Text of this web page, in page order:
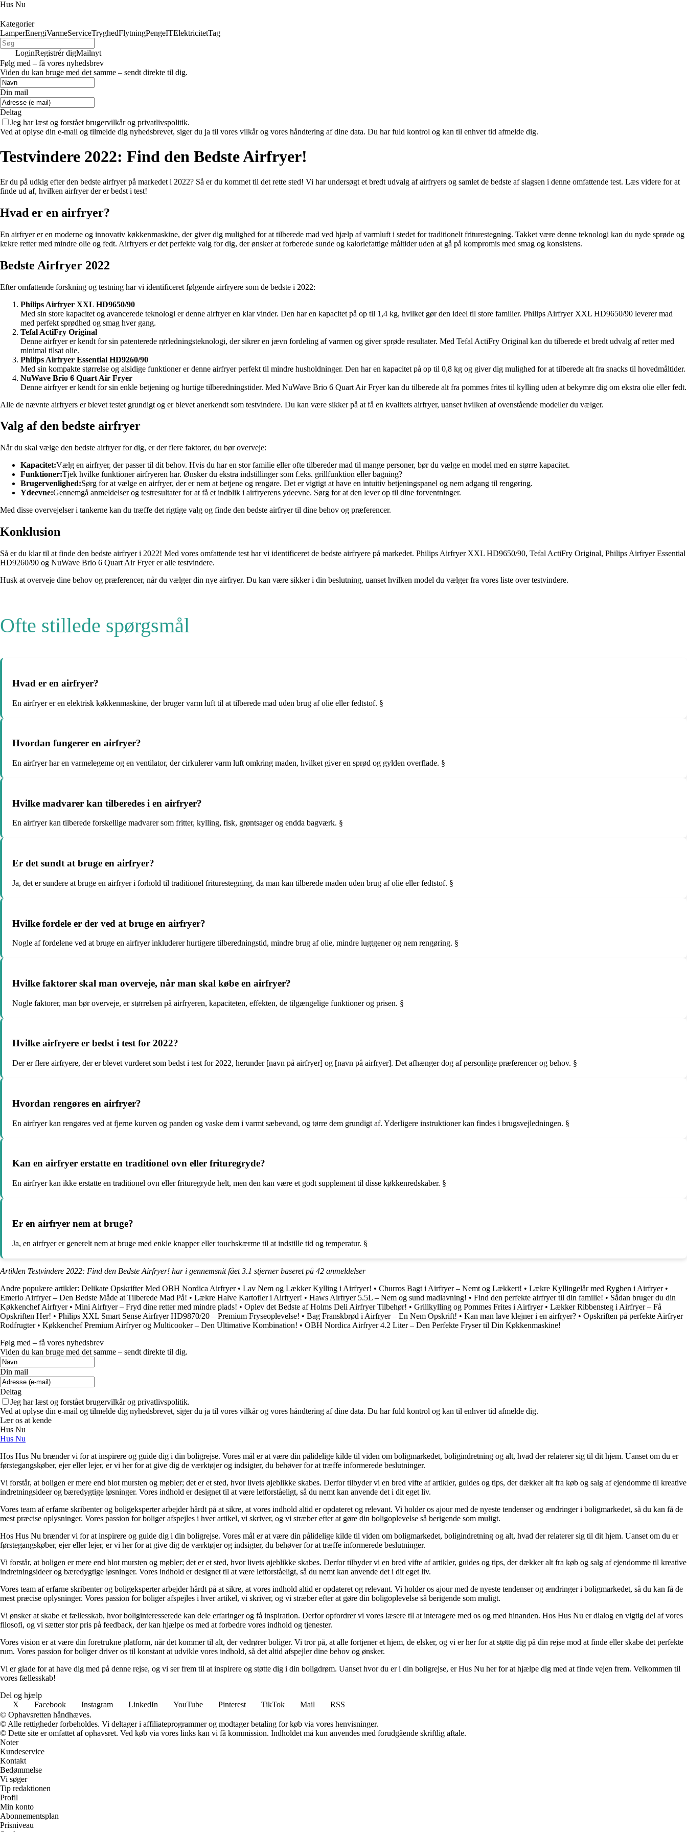
Hus Nu
Kategorier
LamperEnergiVarmeServiceTryghedFlytningPengeITElektricitetTag
LoginRegistrér digMailnyt
Følg med – få vores nyhedsbrev
Viden du kan bruge med det samme – sendt direkte til dig.
Din mail
Deltag
Jeg har læst og forstået brugervilkår og privatlivspolitik.
Ved at oplyse din e-mail og tilmelde dig nyhedsbrevet, siger du ja til vores vilkår og vores håndtering af dine data. Du har fuld kontrol og kan til enhver tid afmelde dig.
Testvindere 2022: Find den Bedste Airfryer!
Er du på udkig efter den bedste airfryer på markedet i 2022? Så er du kommet til det rette sted! Vi har undersøgt et bredt udvalg af airfryers og samlet de bedste af slagsen i denne omfattende test. Læs videre for at
finde ud af, hvilken airfryer der er bedst i test!
Hvad er en airfryer?
En airfryer er en moderne og innovativ køkkenmaskine, der giver dig mulighed for at tilberede mad ved hjælp af varmluft i stedet for traditionelt friturestegning. Takket være denne teknologi kan du nyde sprøde og
lækre retter med mindre olie og fedt. Airfryers er det perfekte valg for dig, der ønsker at forberede sunde og kaloriefattige måltider uden at gå på kompromis med smag og konsistens.
Bedste Airfryer 2022
Efter omfattende forskning og testning har vi identificeret følgende airfryere som de bedste i 2022:
Philips Airfryer XXL HD9650/90
Med sin store kapacitet og avancerede teknologi er denne airfryer en klar vinder. Den har en kapacitet på op til 1,4 kg, hvilket gør den ideel til store familier. Philips Airfryer XXL HD9650/90 leverer mad
med perfekt sprødhed og smag hver gang.
Tefal ActiFry Original
Denne airfryer er kendt for sin patenterede rørledningsteknologi, der sikrer en jævn fordeling af varmen og giver sprøde resultater. Med Tefal ActiFry Original kan du tilberede et bredt udvalg af retter med
minimal tilsat olie.
Philips Airfryer Essential HD9260/90
Med sin kompakte størrelse og alsidige funktioner er denne airfryer perfekt til mindre husholdninger. Den har en kapacitet på op til 0,8 kg og giver dig mulighed for at tilberede alt fra snacks til hovedmåltider.
NuWave Brio 6 Quart Air Fryer
Denne airfryer er kendt for sin enkle betjening og hurtige tilberedningstider. Med NuWave Brio 6 Quart Air Fryer kan du tilberede alt fra pommes frites til kylling uden at bekymre dig om ekstra olie eller fedt.
Alle de nævnte airfryers er blevet testet grundigt og er blevet anerkendt som testvindere. Du kan være sikker på at få en kvalitets airfryer, uanset hvilken af ovenstående modeller du vælger.
Valg af den bedste airfryer
Når du skal vælge den bedste airfryer for dig, er der flere faktorer, du bør overveje:
Kapacitet:Vælg en airfryer, der passer til dit behov. Hvis du har en stor familie eller ofte tilbereder mad til mange personer, bør du vælge en model med en større kapacitet.
Funktioner:Tjek hvilke funktioner airfryeren har. Ønsker du ekstra indstillinger som f.eks. grillfunktion eller bagning?
Brugervenlighed:Sørg for at vælge en airfryer, der er nem at betjene og rengøre. Det er vigtigt at have en intuitiv betjeningspanel og nem adgang til rengøring.
Ydeevne:Gennemgå anmeldelser og testresultater for at få et indblik i airfryerens ydeevne. Sørg for at den lever op til dine forventninger.
Med disse overvejelser i tankerne kan du træffe det rigtige valg og finde den bedste airfryer til dine behov og præferencer.
Konklusion
Så er du klar til at finde den bedste airfryer i 2022! Med vores omfattende test har vi identificeret de bedste airfryere på markedet. Philips Airfryer XXL HD9650/90, Tefal ActiFry Original, Philips Airfryer Essential
HD9260/90 og NuWave Brio 6 Quart Air Fryer er alle testvindere.
Husk at overveje dine behov og præferencer, når du vælger din nye airfryer. Du kan være sikker i din beslutning, uanset hvilken model du vælger fra vores liste over testvindere.
Ofte stillede spørgsmål
Hvad er en airfryer?
En airfryer er en elektrisk køkkenmaskine, der bruger varm luft til at tilberede mad uden brug af olie eller fedtstof. §
Hvordan fungerer en airfryer?
En airfryer har en varmelegeme og en ventilator, der cirkulerer varm luft omkring maden, hvilket giver en sprød og gylden overflade. §
Hvilke madvarer kan tilberedes i en airfryer?
En airfryer kan tilberede forskellige madvarer som fritter, kylling, fisk, grøntsager og endda bagværk. §
Er det sundt at bruge en airfryer?
Ja, det er sundere at bruge en airfryer i forhold til traditionel friturestegning, da man kan tilberede maden uden brug af olie eller fedtstof. §
Hvilke fordele er der ved at bruge en airfryer?
Nogle af fordelene ved at bruge en airfryer inkluderer hurtigere tilberedningstid, mindre brug af olie, mindre lugtgener og nem rengøring. §
Hvilke faktorer skal man overveje, når man skal købe en airfryer?
Nogle faktorer, man bør overveje, er størrelsen på airfryeren, kapaciteten, effekten, de tilgængelige funktioner og prisen. §
Hvilke airfryere er bedst i test for 2022?
Der er flere airfryere, der er blevet vurderet som bedst i test for 2022, herunder [navn på airfryer] og [navn på airfryer]. Det afhænger dog af personlige præferencer og behov. §
Hvordan rengøres en airfryer?
En airfryer kan rengøres ved at fjerne kurven og panden og vaske dem i varmt sæbevand, og tørre dem grundigt af. Yderligere instruktioner kan findes i brugsvejledningen. §
Kan en airfryer erstatte en traditionel ovn eller frituregryde?
En airfryer kan ikke erstatte en traditionel ovn eller frituregryde helt, men den kan være et godt supplement til disse køkkenredskaber. §
Er en airfryer nem at bruge?
Ja, en airfryer er generelt nem at bruge med enkle knapper eller touchskærme til at indstille tid og temperatur. §
Artiklen Testvindere 2022: Find den Bedste Airfryer! har i gennemsnit fået3.1 stjerner baseret på 42 anmeldelser
Andre populære artikler: Delikate Opskrifter Med OBH Nordica Airfryer• Lav Nem og Lækker Kylling i Airfryer! • Churros Bagt i Airfryer – Nemt og Lækkert! • Lækre Kyllingelår med Rygben i Airfryer•
Emerio Airfryer – Den Bedste Måde at Tilberede Mad På! • Lækre Halve Kartofler i Airfryer! • Haws Airfryer 5.5L – Nem og sund madlavning! • Find den perfekte airfryer til din familie! • Sådan bruger du din
Køkkenchef Airfryer• Mini Airfryer – Fryd dine retter med mindre plads! • Oplev det Bedste af Holms Deli Airfryer Tilbehør! • Grillkylling og Pommes Frites i Airfryer• Lækker Ribbensteg i Airfryer – Få
Opskriften Her! • Philips XXL Smart Sense Airfryer HD9870/20 – Premium Fryseoplevelse! • Bag Franskbrød i Airfryer – En Nem Opskrift! • Kan man lave klejner i en airfryer? • Opskriften på perfekte Airfryer
Rodfrugter• Køkkenchef Premium Airfryer og Multicooker – Den Ultimative Kombination! • OBH Nordica Airfryer 4.2 Liter – Den Perfekte Fryser til Din Køkkenmaskine!
Følg med – få vores nyhedsbrev
Viden du kan bruge med det samme – sendt direkte til dig.
Din mail
Deltag
Jeg har læst og forstået brugervilkår og privatlivspolitik.
Ved at oplyse din e-mail og tilmelde dig nyhedsbrevet, siger du ja til vores vilkår og vores håndtering af dine data. Du har fuld kontrol og kan til enhver tid afmelde dig.
Lær os at kende
Hus Nu
Hus Nu
Hos Hus Nu brænder vi for at inspirere og guide dig i din boligrejse. Vores mål er at være din pålidelige kilde til viden om boligmarkedet, boligindretning og alt, hvad der relaterer sig til dit hjem. Uanset om du er
førstegangskøber, ejer eller lejer, er vi her for at give dig de værktøjer og indsigter, du behøver for at træffe informerede beslutninger.
Vi forstår, at boligen er mere end blot mursten og møbler; det er et sted, hvor livets øjeblikke skabes. Derfor tilbyder vi en bred vifte af artikler, guides og tips, der dækker alt fra køb og salg af ejendomme til kreative
indretningsideer og bæredygtige løsninger. Vores indhold er designet til at være letforståeligt, så du nemt kan anvende det i dit eget liv.
Vores team af erfarne skribenter og boligeksperter arbejder hårdt på at sikre, at vores indhold altid er opdateret og relevant. Vi holder os ajour med de nyeste tendenser og ændringer i boligmarkedet, så du kan få de
mest præcise oplysninger. Vores passion for boliger afspejles i hver artikel, vi skriver, og vi stræber efter at gøre din boligoplevelse så berigende som muligt.
Hos Hus Nu brænder vi for at inspirere og guide dig i din boligrejse. Vores mål er at være din pålidelige kilde til viden om boligmarkedet, boligindretning og alt, hvad der relaterer sig til dit hjem. Uanset om du er
førstegangskøber, ejer eller lejer, er vi her for at give dig de værktøjer og indsigter, du behøver for at træffe informerede beslutninger.
Vi forstår, at boligen er mere end blot mursten og møbler; det er et sted, hvor livets øjeblikke skabes. Derfor tilbyder vi en bred vifte af artikler, guides og tips, der dækker alt fra køb og salg af ejendomme til kreative
indretningsideer og bæredygtige løsninger. Vores indhold er designet til at være letforståeligt, så du nemt kan anvende det i dit eget liv.
Vores team af erfarne skribenter og boligeksperter arbejder hårdt på at sikre, at vores indhold altid er opdateret og relevant. Vi holder os ajour med de nyeste tendenser og ændringer i boligmarkedet, så du kan få de
mest præcise oplysninger. Vores passion for boliger afspejles i hver artikel, vi skriver, og vi stræber efter at gøre din boligoplevelse så berigende som muligt.
Vi ønsker at skabe et fællesskab, hvor boliginteresserede kan dele erfaringer og få inspiration. Derfor opfordrer vi vores læsere til at interagere med os og med hinanden. Hos Hus Nu er dialog en vigtig del af vores
filosofi, og vi sætter stor pris på feedback, der kan hjælpe os med at forbedre vores indhold og tjenester.
Vores vision er at være din foretrukne platform, når det kommer til alt, der vedrører boliger. Vi tror på, at alle fortjener et hjem, de elsker, og vi er her for at støtte dig på din rejse mod at finde eller skabe det perfekte
rum. Vores passion for boliger driver os til konstant at udvikle vores indhold, så det altid afspejler dine behov og ønsker.
Vi er glade for at have dig med på denne rejse, og vi ser frem til at inspirere og støtte dig i din boligdrøm. Uanset hvor du er i din boligrejse, er Hus Nu her for at hjælpe dig med at finde vejen frem. Velkommen til
vores fællesskab!
Del og hjælp
X
Facebook Instagram LinkedIn YouTube Pinterest TikTok Mail
RSS
© Ophavsretten håndhæves.
© Alle rettigheder forbeholdes. Vi deltager i affiliateprogrammer og modtager betaling for køb via vores henvisninger.
© Dette site er omfattet af ophavsret. Ved køb via vores links kan vi få kommission. Indholdet må kun anvendes med forudgående skriftlig aftale.
Noter
Kundeservice
Kontakt
Bedømmelse
Vi søger
Tip redaktionen
Profil
Min konto
Abonnementsplan
Prisniveau